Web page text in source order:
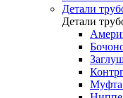
Детали
Детали